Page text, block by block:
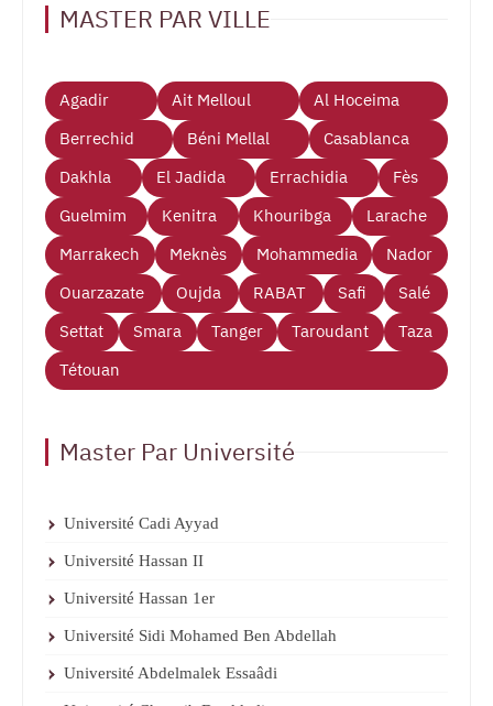
MASTER PAR VILLE
Agadir Ait Melloul
Al Hoceima
Berrechid
Béni Mellal
Casablanca
Dakhla
El Jadida Errachidia
Fès
Guelmim
Kenitra Khouribga
Larache
Marrakech
Meknès Mohammedia
Nador
Ouarzazate
Oujda RABAT Safi
Salé
Settat
Smara Tanger Taroudant
Taza
Tétouan
Master Par Université
Université Cadi Ayyad
Université Hassan II
Université Hassan 1er
Université Sidi Mohamed Ben Abdellah
Université Abdelmalek Essaâdi